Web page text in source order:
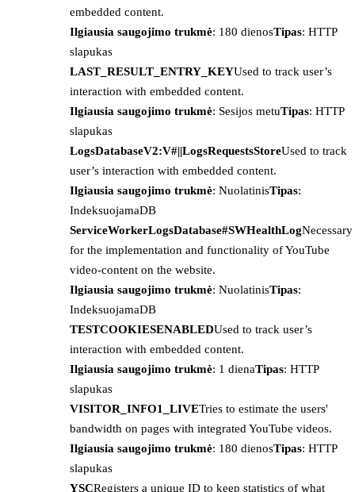
embedded content.
Ilgiausia saugojimo trukmė: 180 dienosTipas: HTTP
slapukas
LAST_RESULT_ENTRY_KEYUsed to track user’s
interaction with embedded content.
Ilgiausia saugojimo trukmė: Sesijos metuTipas: HTTP
slapukas
LogsDatabaseV2:V#||LogsRequestsStoreUsed to track
user’s interaction with embedded content.
Ilgiausia saugojimo trukmė: NuolatinisTipas:
IndeksuojamaDB
ServiceWorkerLogsDatabase#SWHealthLogNecessary
for the implementation and functionality of YouTube
video-content on the website.
Ilgiausia saugojimo trukmė: NuolatinisTipas:
IndeksuojamaDB
TESTCOOKIESENABLEDUsed to track user’s
interaction with embedded content.
Ilgiausia saugojimo trukmė: 1 dienaTipas: HTTP
slapukas
VISITOR_INFO1_LIVETries to estimate the users'
bandwidth on pages with integrated YouTube videos.
Ilgiausia saugojimo trukmė: 180 dienosTipas: HTTP
slapukas
YSCRegisters a unique ID to keep statistics of what